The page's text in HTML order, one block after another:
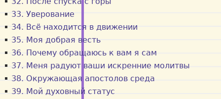
33. Уверование
34. Всё находится в движении
35. Моя добрая весть
36. Почему обращаюсь к вам я сам
37. Меня радуют ваши искренние молитвы
38. Окружающая апостолов среда
39. Мой духовный статус